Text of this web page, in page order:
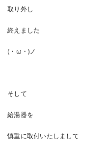
取り外し
終えました
(・ω・)ノ
そして
給湯器を
慎重に取付いたしまして